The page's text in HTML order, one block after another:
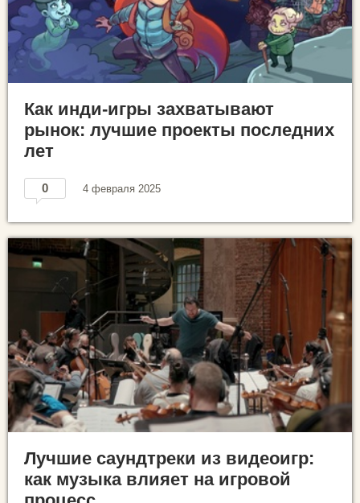
Как инди-игры захватывают
рынок: лучшие проекты последних
лет
0 4 февраля 2025
Лучшие саундтреки из видеоигр:
как музыка влияет на игровой